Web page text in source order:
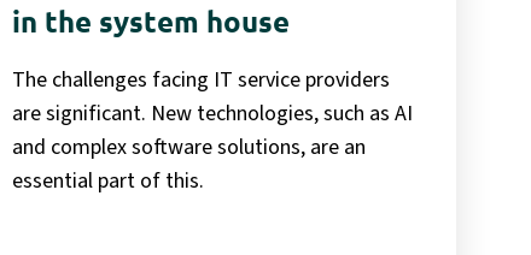
in the system house
The challenges facing IT service providers
are significant. New technologies, such as AI
and complex software solutions, are an
essential part of this.